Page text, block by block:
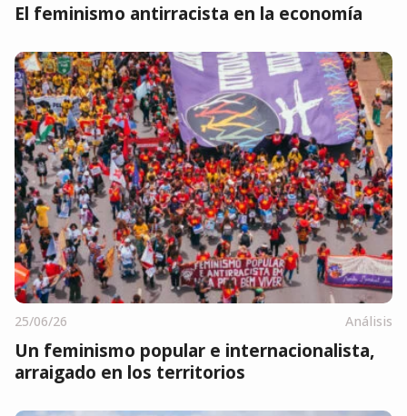
El feminismo antirracista en la economía
25/06/26 Análisis
Un feminismo popular e internacionalista,
arraigado en los territorios